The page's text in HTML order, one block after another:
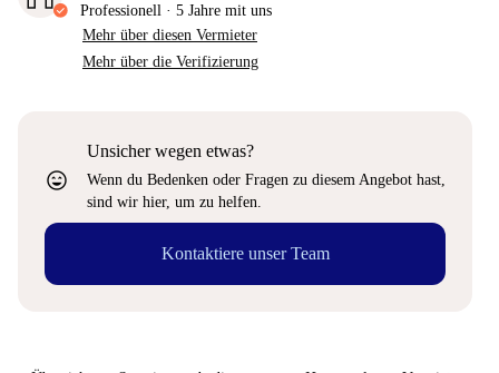
Professionell · 5 Jahre mit uns
Mehr über diesen Vermieter
Mehr über die Verifizierung
sentiment_very_satisfied
Unsicher wegen etwas?
Wenn du Bedenken oder Fragen zu diesem Angebot hast,
sind wir hier, um zu helfen.
Kontaktiere unser Team